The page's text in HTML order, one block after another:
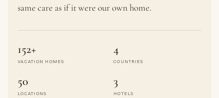
same care as if it were our own home.
152+
VACATION HOMES
4
COUNTRIES
50
LOCATIONS
3
HOTELS